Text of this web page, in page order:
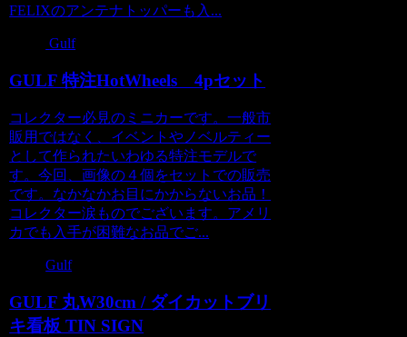
FELIXのアンテナトッパーも入...
Gulf
GULF 特注HotWheels 4pセット
コレクター必見のミニカーです。一般市
販用ではなく、イベントやノベルティー
として作られたいわゆる特注モデルで
す。今回、画像の４個をセットでの販売
です。なかなかお目にかからないお品！
コレクター涙ものでございます。アメリ
カでも入手が困難なお品でご...
Gulf
GULF 丸W30cm / ダイカットブリ
キ看板 TIN SIGN